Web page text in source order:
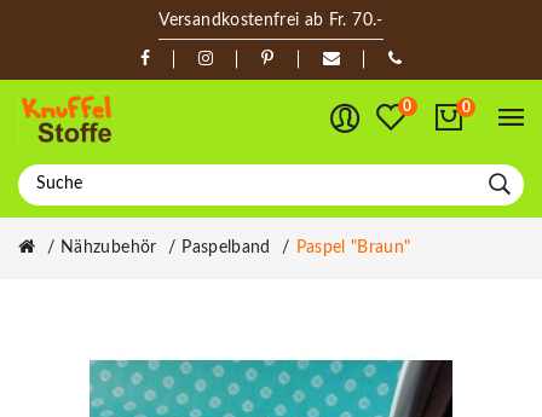
Versandkostenfrei ab Fr. 70.-
0 0
Nähzubehör Paspelband Paspel "braun"